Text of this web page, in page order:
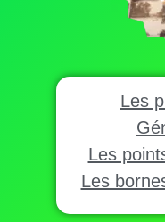
Les
Les
Les